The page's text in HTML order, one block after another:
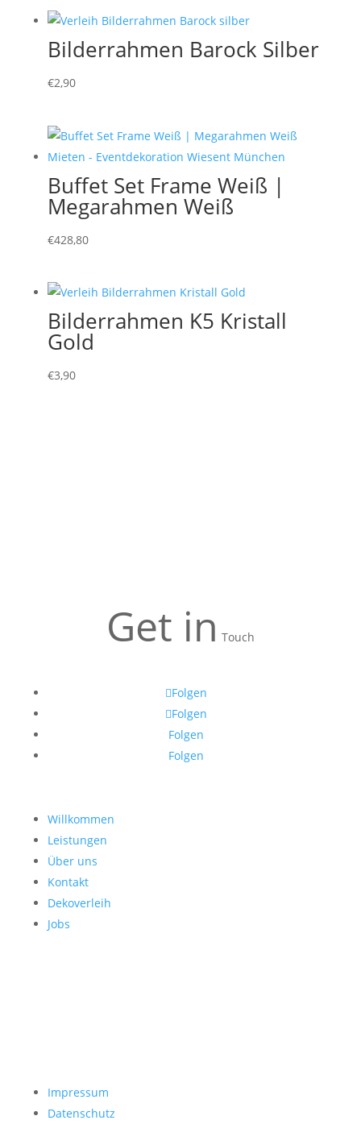
Bilderrahmen Barock Silber
€2,90
Buffet Set Frame Weiß |
Megarahmen Weiß
€428,80
Bilderrahmen K5 Kristall
Gold
€3,90
Get in Touch
Folgen
Folgen
Folgen
Folgen
Willkommen
Leistungen
Über uns
Kontakt
Dekoverleih
Jobs
Impressum
Datenschutz